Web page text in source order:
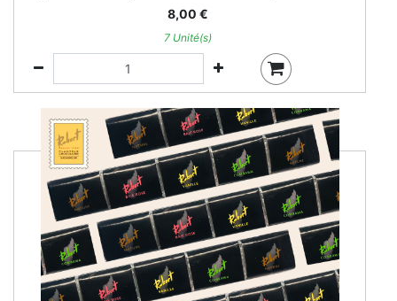
8,00 €
7 Unité(s)